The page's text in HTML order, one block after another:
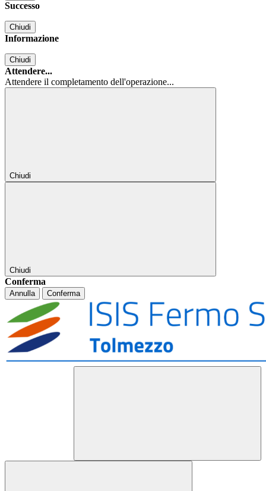
Successo
Chiudi
Informazione
Chiudi
Attendere...
Attendere il completamento dell'operazione...
Chiudi
Chiudi
Conferma
Annulla Conferma